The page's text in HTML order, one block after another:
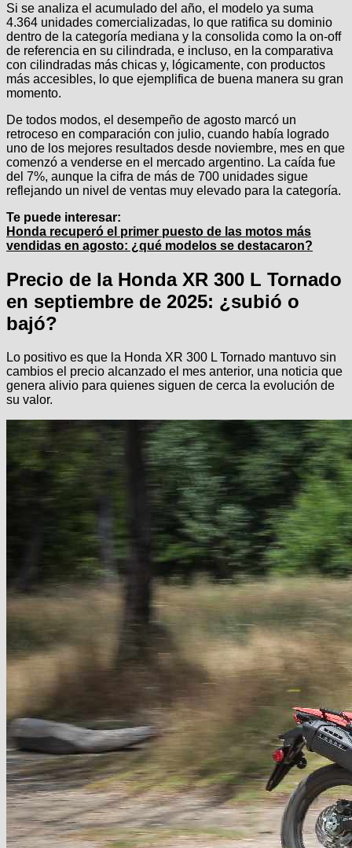
Si se analiza el acumulado del año, el modelo ya suma
4.364 unidades comercializadas, lo que ratifica su dominio
dentro de la categoría mediana y la consolida como la on-off
de referencia en su cilindrada, e incluso, en la comparativa
con cilindradas más chicas y, lógicamente, con productos
más accesibles, lo que ejemplifica de buena manera su gran
momento.
De todos modos, el desempeño de agosto marcó un
retroceso en comparación con julio, cuando había logrado
uno de los mejores resultados desde noviembre, mes en que
comenzó a venderse en el mercado argentino. La caída fue
del 7%, aunque la cifra de más de 700 unidades sigue
reflejando un nivel de ventas muy elevado para la categoría.
Te puede interesar:
Honda recuperó el primer puesto de las motos más
vendidas en agosto: ¿qué modelos se destacaron?
Precio de la Honda XR 300 L Tornado
en septiembre de 2025: ¿subió o
bajó?
Lo positivo es que la Honda XR 300 L Tornado mantuvo sin
cambios el precio alcanzado el mes anterior, una noticia que
genera alivio para quienes siguen de cerca la evolución de
su valor.